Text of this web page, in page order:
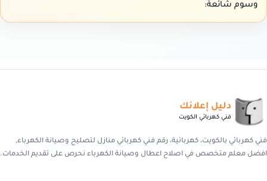
وسوم شائعة:
دليل إعلانك
فني كهربائي الكويت
فني كهربائي بالكويت، كهربائية، رقم فني كهربائي منازل لتصليح وصيانة الكهرباء,
افضل معلم متخصص في اصلاح اعطال وصيانة الكهرباء نحرص على تقديم الخدمات.